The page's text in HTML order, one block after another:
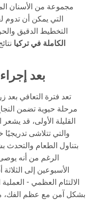
مجموعة من الأسنان
التي يمكن أن تدوم
التخطيط الدقيق
الكاملة في تركيا
بعد إجراء
مرحلة حيوية تضمن
القليلة الأولى، قد
والتي تتلاشى
بتناول الطعام
الرغم من أنه
الأسبوعين إلى الثلاثة
الالتئام العظمي -
بشكل آمن مع عظم الفك،